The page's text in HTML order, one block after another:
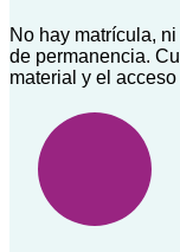
No hay matrícula,
de permanencia.
material y el